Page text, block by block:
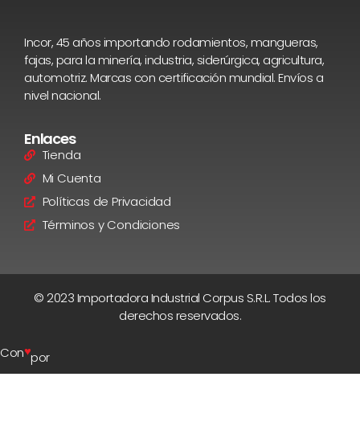
Incor, 45 años importando rodamientos, mangueras,
fajas, para la minería, industria, siderúrgica, agricultura,
automotriz. Marcas con certificación mundial. Envíos a
nivel nacional.
Enlaces
Tienda
Mi Cuenta
Políticas de Privacidad
Términos y Condiciones
© 2023 Importadora Industrial Corpus S.R.L. Todos los
derechos reservados.
Con♥por